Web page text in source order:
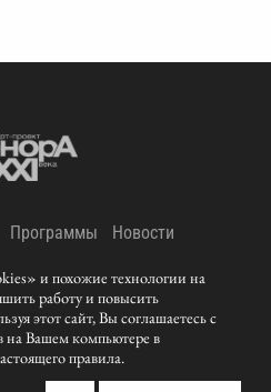
и похожие технологии на
работу и повысить
этот сайт, Вы соглашаетесь с
Вашем компьютере в
правила.
Программы
Новости
rights reserved. Privacy & Cookie
Policy.